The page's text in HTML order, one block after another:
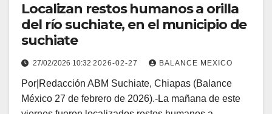
Localizan restos humanos a orilla
del río suchiate, en el municipio de
suchiate
27/02/2026 10:32 2026-02-27 BALANCE MEXICO
Por|Redacción ABM Suchiate, Chiapas (Balance
México 27 de febrero de 2026).-La mañana de este